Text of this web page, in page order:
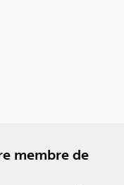
membre de